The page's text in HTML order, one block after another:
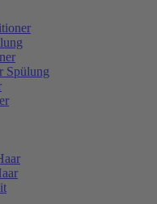
Spülung